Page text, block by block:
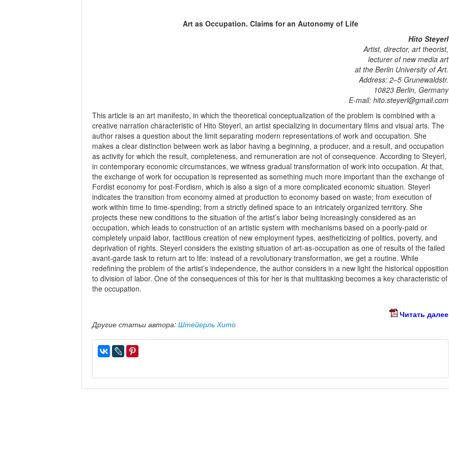
Art as Occupation. Claims for an Autonomy of Life
Hito Steyerl
Artist, director, art theorist,
lecturer of new media art
at the Berlin University of Art.
Address: 2–5 Grunewaldstr.
10823 Berlin, Germany
E-mail: hito.steyerl@gmail.com
This article is an art manifesto, in which the theoretical conceptualization of the problem is combined with a
creative narration characteristic of Hito Steyerl, an artist specializing in documentary films and visual arts. The
author raises a question about the limit separating modern representations of work and occupation. She
makes a clear distinction between work as labor having a beginning, a producer, and a result, and occupation
as activity for which the result, completeness, and remuneration are not of consequence. According to Steyerl,
in contemporary economic circumstances, we witness gradual transformation of work into occupation. At that,
the exchange of work for occupation is represented as something much more important than the exchange of
Fordist economy for post-Fordism, which is also a sign of a more complicated economic situation. Steyerl
indicates the transition from economy aimed at production to economy based on waste; from execution of
work within time to time-spending; from a strictly defined space to an intricately organized territory. She
projects these new conditions to the situation of the artist’s labor being increasingly considered as an
occupation, which leads to construction of an artistic system with mechanisms based on a poorly-paid or
completely unpaid labor, factitious creation of new employment types, aestheticizing of politics, poverty, and
deprivation of rights. Steyerl considers the existing situation of art-as-occupation as one of results of the failed
avant-garde task to return art to life: instead of a revolutionary transformation, we get a routine. While
redefining the problem of the artist’s independence, the author considers in a new light the historical opposition
to division of labor. One of the consequences of this for her is that multitasking becomes a key characteristic of
the occupation.
Читать далее
Другие статьи автора: Штейерль Хито